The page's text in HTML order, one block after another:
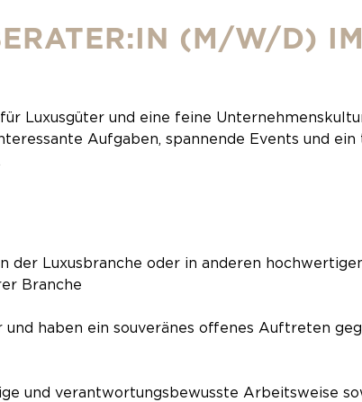
(M/W/D) IM
Luxusgüter und eine feine
Aufgaben, spannende Events und ein
der Luxusbranche oder in anderen
Branche
und haben ein souveränes offenes Auftreten
und verantwortungsbewusste Arbeitsweise